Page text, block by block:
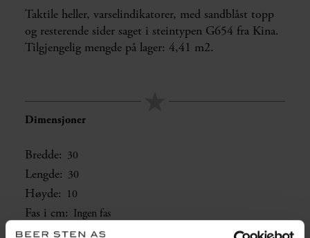
Taktile heller, varselindikatorer, med sandblåst topp
og resterende sider saget i steintypen G654 fra Kina.
Tilgjengelig mengde på lager: 4,41 m2.
Dimensjoner
Bredde: 30
Lengde: 30
Høyde: 10
Fas i cm: Ingen fas